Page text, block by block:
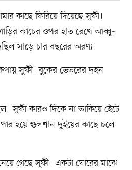
কাছে ফিরিয়ে দিয়েছে সুফী।
কাচের ওপর হাত রেখে আব্বু-
সাড়ে চার বছরের অরণ্য।
সুফী। বুকের ভেতরের দহন
সুফী কারও দিকে না তাকিয়ে হেঁটে
হয়ে গুলশান দুইয়ের কাছে চলে
গেছে সুফী। একটা ঘোরের মাঝে